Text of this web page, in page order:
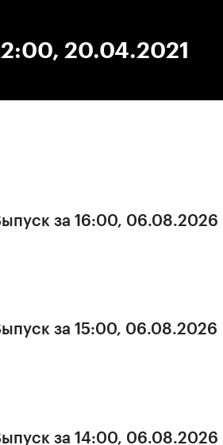
20.04.2021
за 16:00, 06.08.2026
за 15:00, 06.08.2026
за 14:00, 06.08.2026